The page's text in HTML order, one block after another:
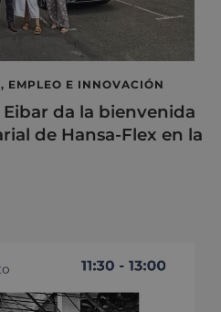
EMPLEO E INNOVACIÓN
da la bienvenida
de Hansa-Flex en la